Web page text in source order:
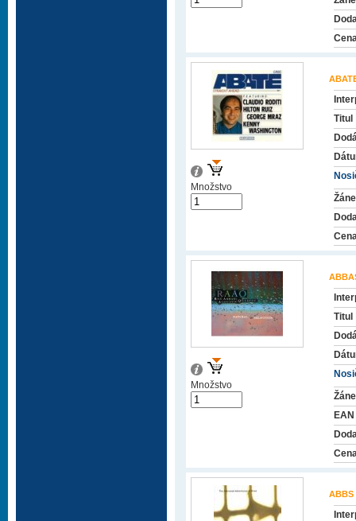
Titul
Množstvo
Titul
EAN
Množstvo
ABBS